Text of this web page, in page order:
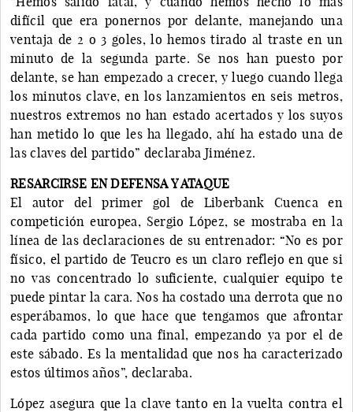
difícil que era ponernos por delante, manejando una
ventaja de 2 o 3 goles, lo hemos tirado al traste en un
minuto de la segunda parte. Se nos han puesto por
delante, se han empezado a crecer, y luego cuando llega
los minutos clave, en los lanzamientos en seis metros,
nuestros extremos no han estado acertados y los suyos
han metido lo que les ha llegado, ahí ha estado una de
las claves del partido” declaraba Jiménez.
RESARCIRSE EN DEFENSA Y ATAQUE
El autor del primer gol de Liberbank Cuenca en
competición europea, Sergio López, se mostraba en la
línea de las declaraciones de su entrenador: “No es por
físico, el partido de Teucro es un claro reflejo en que si
no vas concentrado lo suficiente, cualquier equipo te
puede pintar la cara. Nos ha costado una derrota que no
esperábamos, lo que hace que tengamos que afrontar
cada partido como una final, empezando ya por el de
este sábado. Es la mentalidad que nos ha caracterizado
estos últimos años”, declaraba.
López asegura que la clave tanto en la vuelta contra el